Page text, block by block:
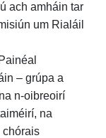
ach amháin tar
um Rialáil
– grúpa a
n-oibreoirí
na
chórais